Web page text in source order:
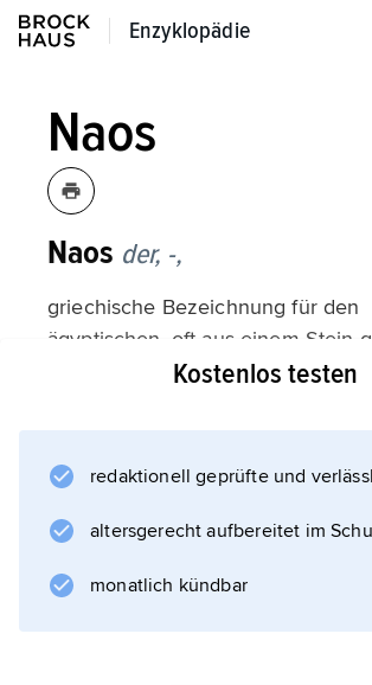
Enzyklopädie
Enzyklopädie
Naos
Naos der, -,
griechische Bezeichnung für den
ägyptischen, oft aus einem Stein
Götterbildschrein; auch für einen
Vorhalle (Pronaos) und
Kostenlos testen
redaktionell geprüfte und
altersgerecht aufbereitet im
monatlich kündbar